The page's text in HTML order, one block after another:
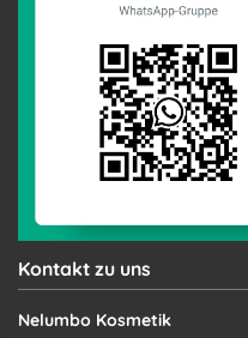
Kontakt zu uns
Nelumbo Kosmetik